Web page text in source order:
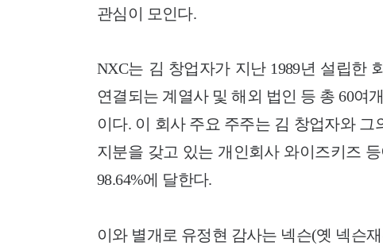
관심이 모인다.
NXC는 김 창업자가 지난 1989년 설립한
연결되는 계열사 및 해외 법인 등 총 60여
이다. 이 회사 주요 주주는 김 창업자와
지분을 갖고 있는 개인회사 와이즈키즈
98.64%에 달한다.
이와 별개로 유정현 감사는 넥슨(옛 넥슨